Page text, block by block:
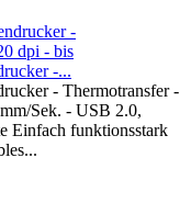
-...
- Thermotransfer -
Sek. - USB 2.0,
Einfach funktionsstark